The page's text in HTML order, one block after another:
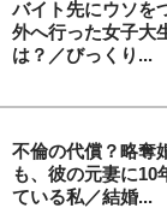
バイト先にウソを
外へ行った女子大
は？／びっくり...
不倫の代償？略奪
も、彼の元妻に10
ている私／結婚...